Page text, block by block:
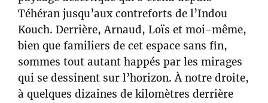
Téhéran jusqu’aux contreforts de l’Indou
Kouch. Derrière, Arnaud, Loïs et moi-même,
bien que familiers de cet espace sans fin,
sommes tout autant happés par les mirages
qui se dessinent sur l’horizon. À notre droite,
à quelques dizaines de kilomètres derrière